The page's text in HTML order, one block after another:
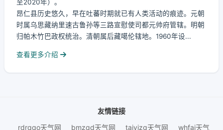
至2020年）。
昂仁县历史悠久，早在吐蕃时期就已有人类活动的痕迹。元朝
时属乌思藏纳里速古鲁孙等三路宣慰使司都元帅府管辖。明朝
归帕木竹巴政权统治。清朝属后藏噶伦辖地。1960年设...
查看更多介绍
友情链接
rdrqqo天气网
bmzqd天气网 taiyizg天气网 whfaj天气